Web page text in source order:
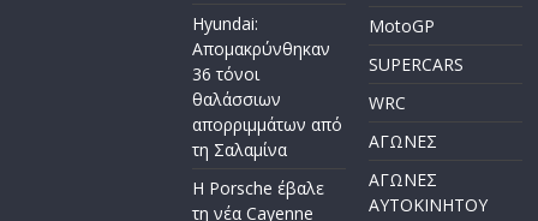
Hyundai:
Απομακρύνθηκαν
36 τόνοι
θαλάσσιων
απορριμμάτων από
τη Σαλαμίνα
Η Porsche έβαλε
τη νέα Cayenne
MotoGP
SUPERCARS
WRC
ΑΓΩΝΕΣ
ΑΓΩΝΕΣ
AYTOKINHTOY